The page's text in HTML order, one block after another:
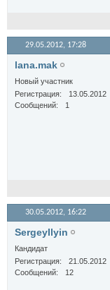
29.05.2012, 17:28
lana.mak
Новый участник
Регистрация
13.05.2012
Сообщений
1
30.05.2012, 16:22
SergeyIlyin
Кандидат
Регистрация
21.05.2012
Сообщений
12